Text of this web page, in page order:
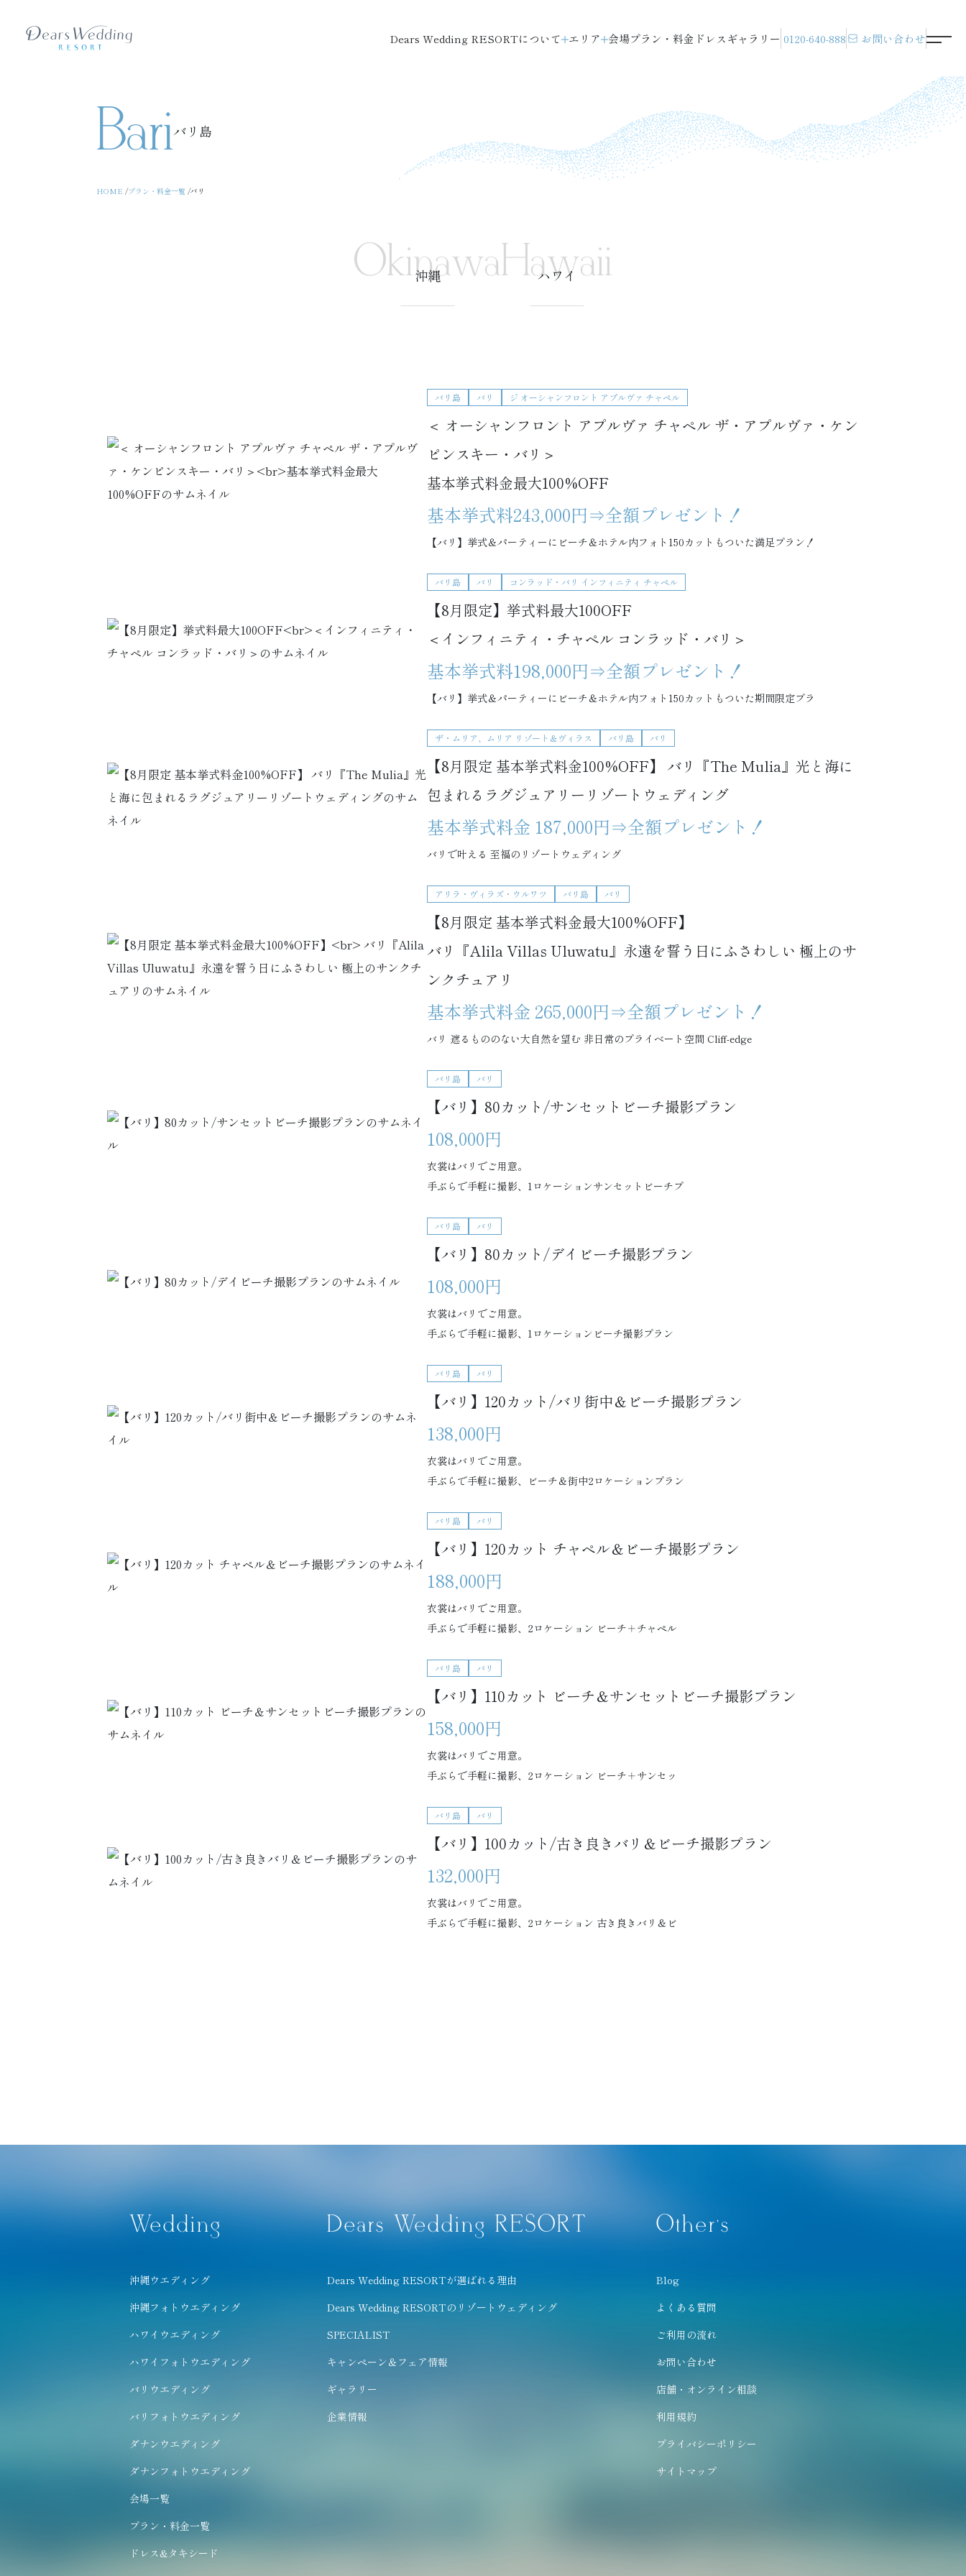
Dears Wedding RESORTについて エリア 会場プラン・料金 ドレスギャラリー 0120-640-888 お問い合わせ
Bariバリ島
HOME プラン・料金一覧 バリ
Okinawa
沖縄 Hawaii
ハワイ
バリ島 バリ ジ オーシャンフロント アプルヴァ チャペル
＜ オーシャンフロント アプルヴァ チャペル ザ・アプルヴァ・ケン
ピンスキー・バリ＞
基本挙式料金最大100%OFF
基本挙式料243,000円⇒全額プレゼント！
【バリ】挙式＆パーティーにビーチ＆ホテル内フォト150カットもついた満足プラン！
バリ島 バリ コンラッド・バリ インフィニティ チャペル
【8月限定】挙式料最大100OFF
＜インフィニティ・チャペル コンラッド・バリ＞
基本挙式料198,000円⇒全額プレゼント！
【バリ】挙式＆パーティーにビーチ＆ホテル内フォト150カットもついた期間限定プラ
ザ・ムリア、ムリア リゾート＆ヴィラス バリ島 バリ
【8月限定 基本挙式料金100%OFF】 バリ『The Mulia』光と海に
包まれるラグジュアリーリゾートウェディング
基本挙式料金 187,000円⇒全額プレゼント！
バリで叶える 至福のリゾートウェディング
アリラ・ヴィラズ・ウルワツ バリ島 バリ
【8月限定 基本挙式料金最大100%OFF】
バリ『Alila Villas Uluwatu』永遠を誓う日にふさわしい 極上のサ
ンクチュアリ
基本挙式料金 265,000円⇒全額プレゼント！
バリ 遮るもののない大自然を望む 非日常のプライベート空間 Cliff-edge
バリ島 バリ
【バリ】80カット/サンセットビーチ撮影プラン
108,000円
衣裳はバリでご用意。
手ぶらで手軽に撮影、1ロケーションサンセットビーチプ
バリ島 バリ
【バリ】80カット/デイビーチ撮影プラン
108,000円
衣裳はバリでご用意。
手ぶらで手軽に撮影、1ロケーションビーチ撮影プラン
バリ島 バリ
【バリ】120カット/バリ街中＆ビーチ撮影プラン
138,000円
衣裳はバリでご用意。
手ぶらで手軽に撮影、ビーチ＆街中2ロケーションプラン
バリ島 バリ
【バリ】120カット チャペル＆ビーチ撮影プラン
188,000円
衣裳はバリでご用意。
手ぶらで手軽に撮影、2ロケーション ビーチ＋チャペル
バリ島 バリ
【バリ】110カット ビーチ＆サンセットビーチ撮影プラン
158,000円
衣裳はバリでご用意。
手ぶらで手軽に撮影、2ロケーション ビーチ＋サンセッ
バリ島 バリ
【バリ】100カット/古き良きバリ＆ビーチ撮影プラン
132,000円
衣裳はバリでご用意。
手ぶらで手軽に撮影、2ロケーション 古き良きバリ＆ビ
Wedding
沖縄ウエディング
沖縄フォトウエディング
ハワイウエディング
ハワイフォトウエディング
バリウエディング
バリフォトウエディング
ダナンウエディング
ダナンフォトウエディング
会場一覧
プラン・料金一覧
ドレス&タキシード
Dears Wedding RESORT
Dears Wedding RESORTが選ばれる理由
Dears Wedding RESORTのリゾートウェディング
SPECIALIST
キャンペーン＆フェア情報
ギャラリー
企業情報
Other’s
Blog
よくある質問
ご利用の流れ
お問い合わせ
店舗・オンライン相談
利用規約
プライバシーポリシー
サイトマップ